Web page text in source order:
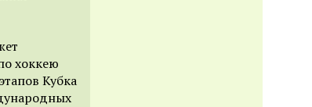
хоккею
Кубка